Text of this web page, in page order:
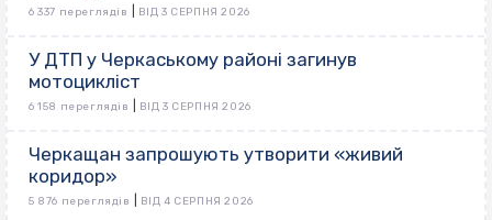
6 337 переглядів ВІД 3 СЕРПНЯ 2026
У ДТП у Черкаському районі загинув
мотоцикліст
6 158 переглядів ВІД 3 СЕРПНЯ 2026
Черкащан запрошують утворити «живий
коридор»
5 876 переглядів ВІД 4 СЕРПНЯ 2026